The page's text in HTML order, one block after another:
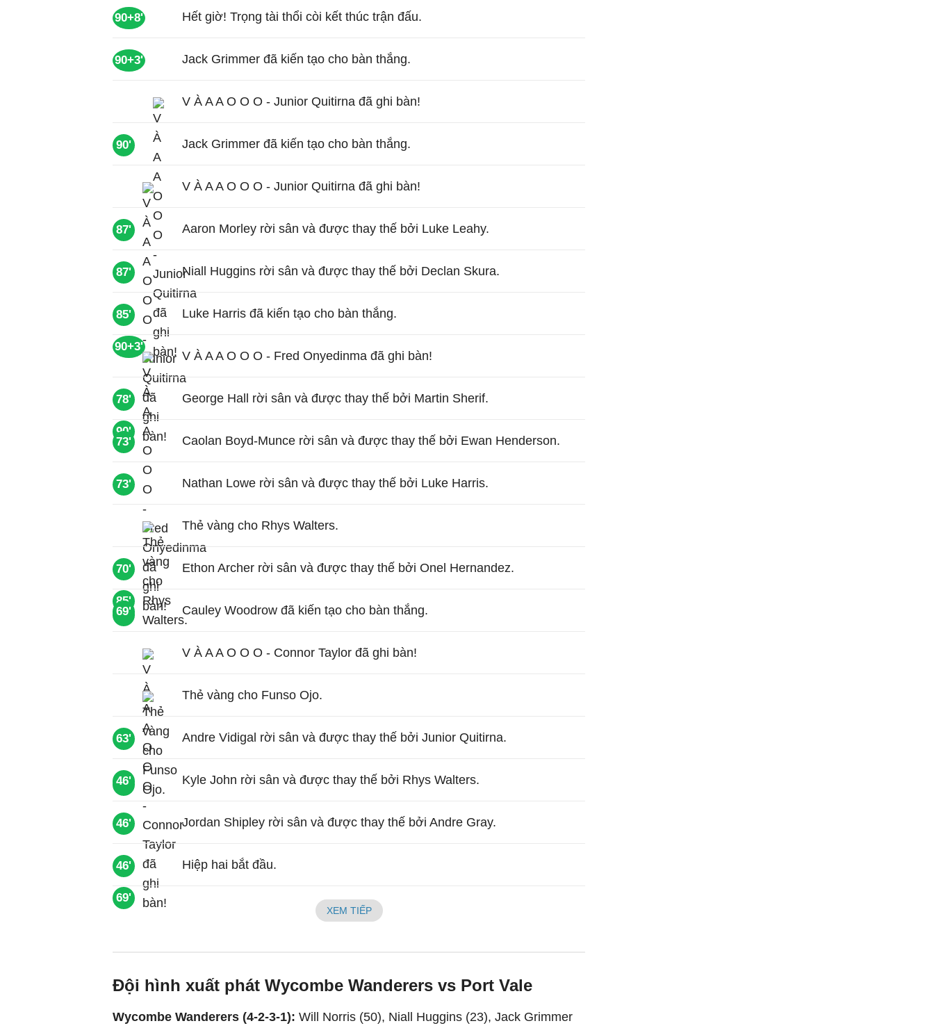
90+8' Hết giờ! Trọng tài thổi còi kết thúc trận đấu.
90+3' Jack Grimmer đã kiến tạo cho bàn thắng.
90+3'
V À A A O O O - Junior Quitirna đã ghi bàn!
90' Jack Grimmer đã kiến tạo cho bàn thắng.
90'
V À A A O O O - Junior Quitirna đã ghi bàn!
87' Aaron Morley rời sân và được thay thế bởi Luke Leahy.
87' Niall Huggins rời sân và được thay thế bởi Declan Skura.
85' Luke Harris đã kiến tạo cho bàn thắng.
85'
V À A A O O O - Fred Onyedinma đã ghi bàn!
78' George Hall rời sân và được thay thế bởi Martin Sherif.
73' Caolan Boyd-Munce rời sân và được thay thế bởi Ewan Henderson.
73' Nathan Lowe rời sân và được thay thế bởi Luke Harris.
72'
Thẻ vàng cho Rhys Walters.
70' Ethon Archer rời sân và được thay thế bởi Onel Hernandez.
69' Cauley Woodrow đã kiến tạo cho bàn thắng.
69'
V À A A O O O - Connor Taylor đã ghi bàn!
65'
Thẻ vàng cho Funso Ojo.
63' Andre Vidigal rời sân và được thay thế bởi Junior Quitirna.
46' Kyle John rời sân và được thay thế bởi Rhys Walters.
46' Jordan Shipley rời sân và được thay thế bởi Andre Gray.
46' Hiệp hai bắt đầu.
XEM TIẾP
Đội hình xuất phát Wycombe Wanderers vs Port Vale
Wycombe Wanderers (4-2-3-1): Will Norris (50), Niall Huggins (23), Jack Grimmer